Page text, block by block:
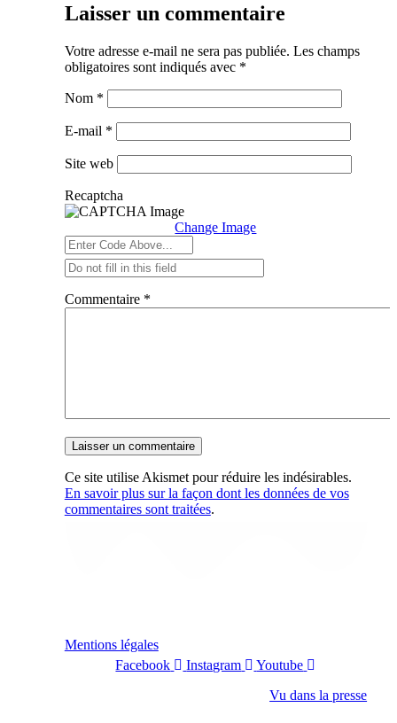
Laisser un commentaire
Votre adresse e-mail ne sera pas publiée. Les champs
obligatoires sont indiqués avec *
Nom *
E-mail *
Site web
Recaptcha
Change Image
Commentaire *
Ce site utilise Akismet pour réduire les indésirables.
En savoir plus sur la façon dont les données de vos
commentaires sont traitées.
Mentions légales
Facebook
Instagram
Youtube
Vu dans la presse